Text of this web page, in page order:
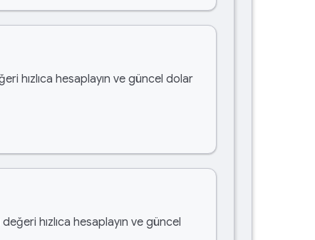
hızlıca hesaplayın ve güncel dolar
hızlıca hesaplayın ve güncel